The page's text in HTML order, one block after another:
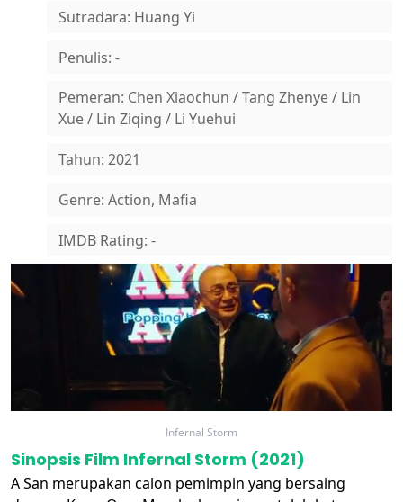
Sutradara: Huang Yi
Penulis: -
Pemeran: Chen Xiaochun / Tang Zhenye / Lin
Xue / Lin Ziqing / Li Yuehui
Tahun: 2021
Genre: Action, Mafia
IMDB Rating: -
Infernal Storm
Sinopsis Film Infernal Storm (2021)
A San merupakan calon pemimpin yang bersaing